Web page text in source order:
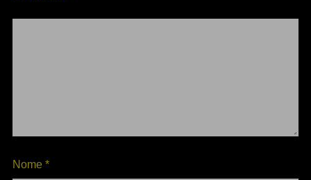
Nome *